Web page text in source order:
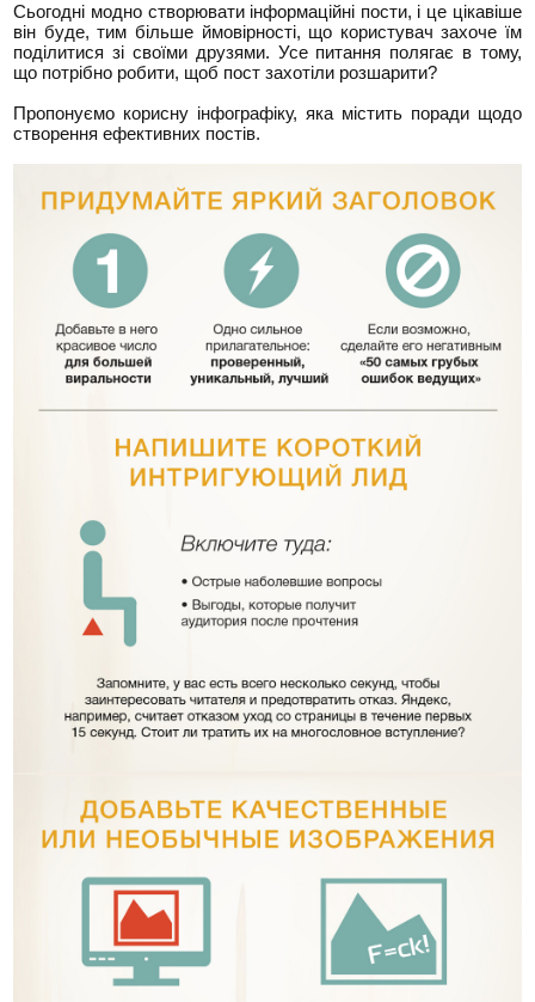
Сьогодні модно створювати інформаційні пости, і це цікавіше
він буде, тим більше ймовірності, що користувач захоче їм
поділитися зі своїми друзями. Усе питання полягає в тому,
що потрібно робити, щоб пост захотіли розшарити?
Пропонуємо корисну інфографіку, яка містить поради щодо
створення ефективних постів.